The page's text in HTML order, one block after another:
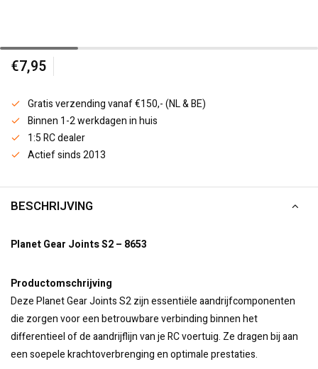
€7,95
Gratis verzending vanaf €150,- (NL & BE)
Binnen 1-2 werkdagen in huis
1:5 RC dealer
Actief sinds 2013
BESCHRIJVING
Planet Gear Joints S2 – 8653
Productomschrijving
Deze Planet Gear Joints S2 zijn essentiële aandrijfcomponenten
die zorgen voor een betrouwbare verbinding binnen het
differentieel of de aandrijflijn van je RC voertuig. Ze dragen bij aan
een soepele krachtoverbrenging en optimale prestaties.